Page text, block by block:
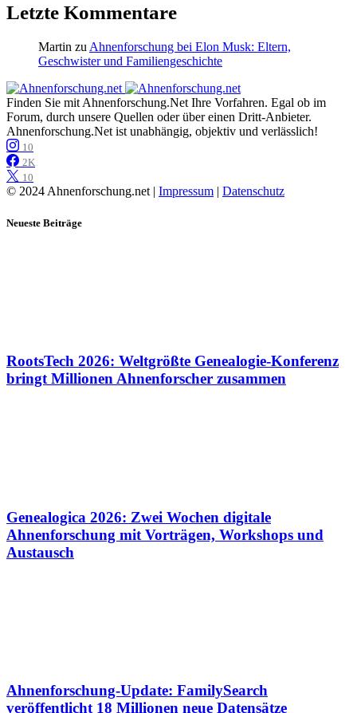
Letzte Kommentare
Martin zu Ahnenforschung bei Elon Musk: Eltern,
Geschwister und Familiengeschichte
Finden Sie mit Ahnenforschung.Net Ihre Vorfahren. Egal ob im
Forum, durch unsere Quellen oder über einen Dritt-Anbieter.
Ahnenforschung.Net ist unabhängig, objektiv und verlässlich!
10
2K
10
© 2024 Ahnenforschung.net | Impressum | Datenschutz
Neueste Beiträge
RootsTech 2026: Weltgrößte Genealogie-Konferenz
bringt Millionen Ahnenforscher zusammen
Genealogica 2026: Zwei Wochen digitale
Ahnenforschung mit Vorträgen, Workshops und
Austausch
Ahnenforschung-Update: FamilySearch
veröffentlicht 18 Millionen neue Datensätze